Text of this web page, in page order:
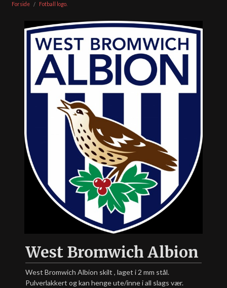
Forside Fotball logo.
West Bromwich Albion
West Bromwich Albion skilt , laget i 2 mm stål.
Pulverlakkert og kan henge ute/inne i all slags vær.